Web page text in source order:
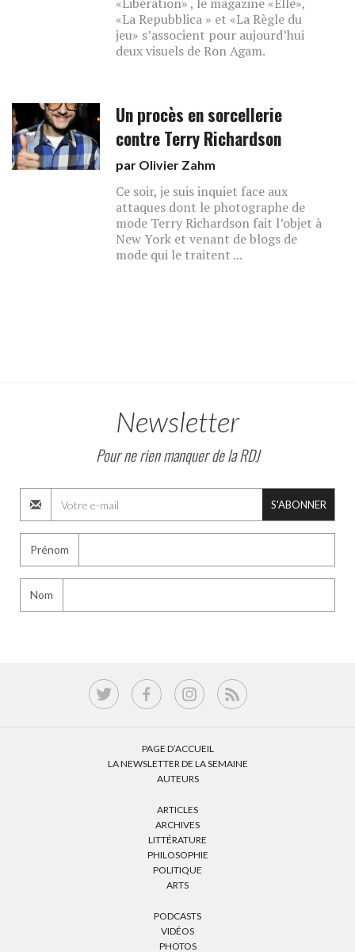
«La Repubblica » et «La Règle du
jeu» s’associent pour aujourd’hui
deux visuels de Ron Agam.
Un procès en sorcellerie
contre Terry Richardson
par Olivier Zahm
Ce soir, je suis inquiet face aux
attaques dont le photographe de
mode Terry Richardson fait l’objet à
New York et venant de blogs de
mode qui le traitent ...
Newsletter
Pour ne rien manquer de la RDJ
S'ABONNER
Prénom
Nom
PAGE D’ACCUEIL
LA NEWSLETTER DE LA SEMAINE
AUTEURS
ARTICLES
ARCHIVES
LITTÉRATURE
PHILOSOPHIE
POLITIQUE
ARTS
PODCASTS
VIDÉOS
PHOTOS